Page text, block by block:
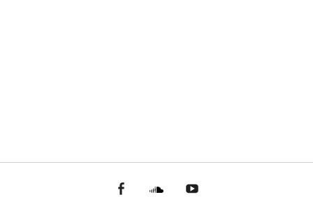
facebookSoundcloud